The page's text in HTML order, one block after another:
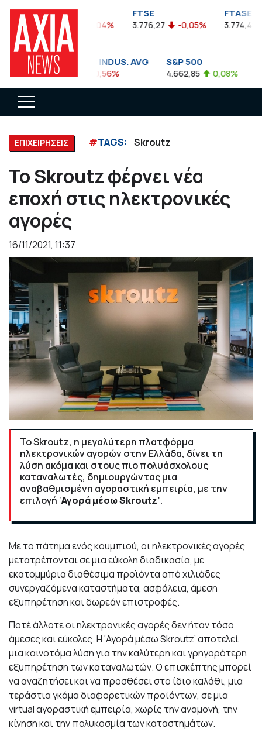
FTSEA
899,47 -0,04%
FTSE
3.776,27 -0,05%
FTASE
3.774,48
DOW JONES INDUS. AVG
35.911,81 -0,56%
S&P 500
4.662,85 0,08%
ΕΠΙΧΕΙΡΗΣΕΙΣ #TAGS: Skroutz
Το Skroutz φέρνει νέα
εποχή στις ηλεκτρονικές
αγορές
16/11/2021, 11:37
Το Skroutz, η μεγαλύτερη πλατφόρμα
ηλεκτρονικών αγορών στην Ελλάδα, δίνει τη
λύση ακόμα και στους πιο πολυάσχολους
καταναλωτές, δημιουργώντας μια
αναβαθμισμένη αγοραστική εμπειρία, με την
επιλογή ‘Αγορά μέσω Skroutz’.
Με το πάτημα ενός κουμπιού, οι ηλεκτρονικές αγορές
μετατρέπονται σε μια εύκολη διαδικασία, με
εκατομμύρια διαθέσιμα προϊόντα από χιλιάδες
συνεργαζόμενα καταστήματα, ασφάλεια, άμεση
εξυπηρέτηση και δωρεάν επιστροφές.
Ποτέ άλλοτε οι ηλεκτρονικές αγορές δεν ήταν τόσο
άμεσες και εύκολες. Η ‘Αγορά μέσω Skroutz’ αποτελεί
μια καινοτόμα λύση για την καλύτερη και γρηγορότερη
εξυπηρέτηση των καταναλωτών. Ο επισκέπτης μπορεί
να αναζητήσει και να προσθέσει στο ίδιο καλάθι, μια
τεράστια γκάμα διαφορετικών προϊόντων, σε μια
virtual αγοραστική εμπειρία, χωρίς την αναμονή, την
κίνηση και την πολυκοσμία των καταστημάτων.